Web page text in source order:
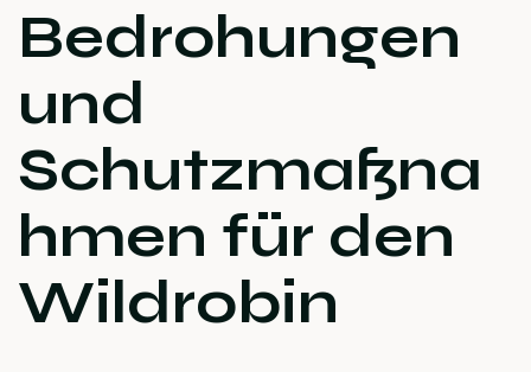
Bedrohungen
und
Schutzmaßna
hmen für den
Wildrobin